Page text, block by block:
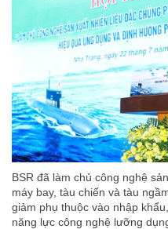
BSR đã làm chủ công nghệ
máy bay, tàu chiến và tàu
giảm phụ thuộc vào nhập
năng lực công nghệ lưỡng